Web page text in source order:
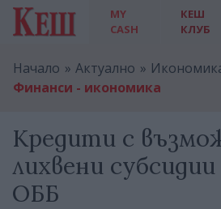
MY
CASH
КЕШ
КЛУБ
Начало Актуално
Финанси - икономика
Кредити с
лихвени
ОББ